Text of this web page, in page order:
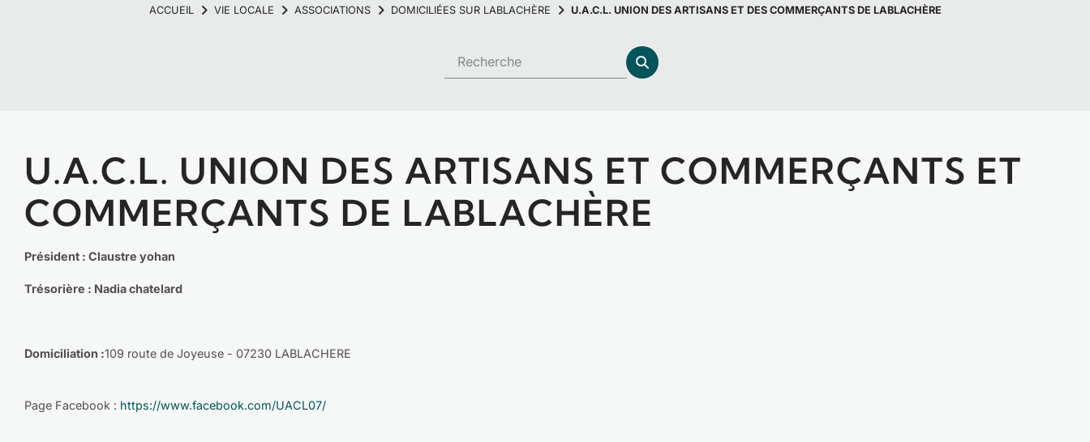
VIE LOCALE ASSOCIATIONS DOMICILIÉES SUR LABLACHÈRE U.A.C.L. UNION DES ARTISANS ET DES COMMERÇANTS DE LABLACHÈRE
U.A.C.L. UNION DES ARTISANS ET COMMERÇANTS ET
COMMERÇANTS DE LABLACHÈRE
Président : Claustre yohan
Trésorière : Nadia chatelard
Domiciliation :109 route de Joyeuse - 07230 LABLACHERE
Page Facebook : https://www.facebook.com/UACL07/